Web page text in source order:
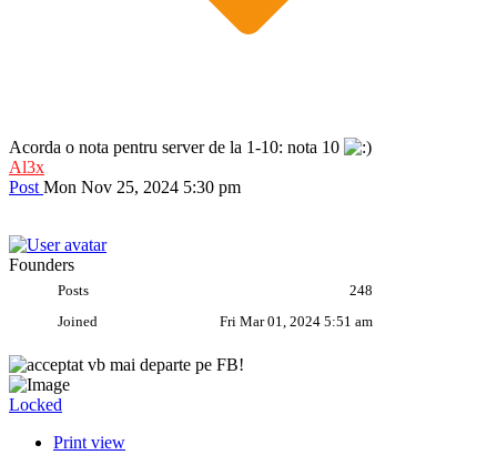
Acorda o nota pentru server de la 1-10: nota 10
Al3x
Post Mon Nov 25, 2024 5:30 pm
Founders
Posts
248
Joined
Fri Mar 01, 2024 5:51 am
vb mai departe pe FB!
Locked
Print view